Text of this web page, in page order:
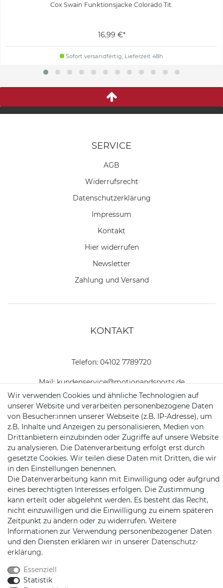
Cox Swain Funktionsjacke Colorado Tit.
16,99 €*
Sofort versandfertig, Lieferzeit 48h
SERVICE
AGB
Widerrufs­recht
Daten­schutz­erklärung
Impressum
Kontakt
Hier widerrufen
Newsletter
Zahlung und Versand
KONTAKT
Telefon: 04102 7789720
Mail:kundenservice@motionandsports.de
Jochim-Klindt-Str. 5
22926 Ahrensburg
Schnellversand auf Facebook
Schnellversand auf Twitter
Schnellversand auf YouTube
Schnellversand auf
Schnellversand
Wir verwenden Cookies und ähnliche Technologien auf
unserer Website und verarbeiten personenbezogene Daten
von Besucher:innen unserer Webseite (z.B. IP-Adresse), um
z.B. Inhalte und Anzeigen zu personalisieren, Medien von
Drittanbietern einzubinden oder Zugriffe auf unsere Website
zu analysieren. Die Datenverarbeitung erfolgt erst durch
gesetzte Cookies. Wir teilen diese Daten mit Dritten, die wir
in den Einstellungen benennen.
Die Datenverarbeitung kann mit Einwilligung oder aufgrund
eines berechtigten Interesses erfolgen. Die Zustimmung
kann erteilt oder abgelehnt werden. Es besteht das Recht,
nicht einzuwilligen und die Einwilligung zu einem späteren
Zeitpunkt zu ändern oder zu widerrufen. Weitere
Informationen zur Verwendung personenbezogener Daten
und den Diensten erklären wir in unserer Daten­schutz­
erklärung.
Essenziell
Statistik